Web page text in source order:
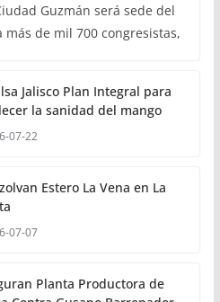
Guzmán será sede del
de mil 700 congresistas,
Jalisco Plan Integral para
la sanidad del mango
07-22
Estero La Vena en La
07-07
Planta Productora de